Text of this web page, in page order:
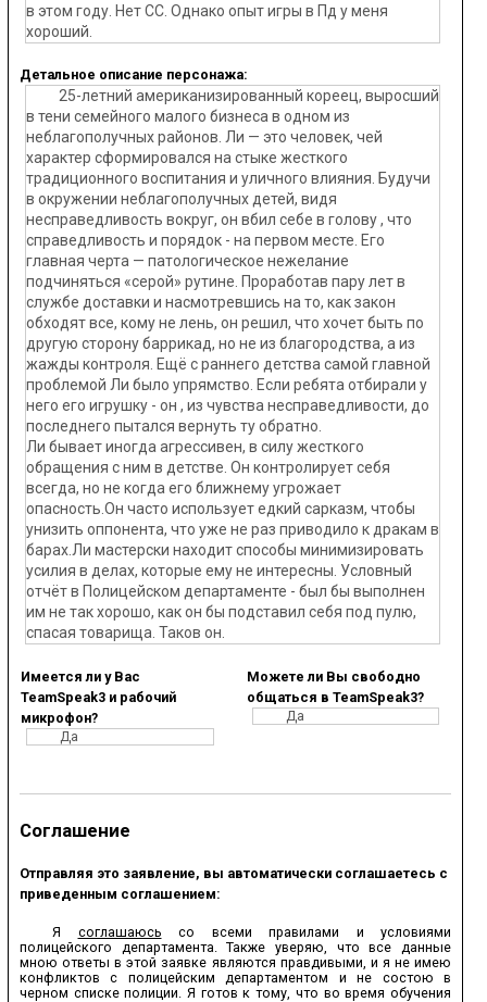
в этом году. Нет СС. Однако опыт игры в Пд у меня
хороший.
Детальное описание персонажа:
25-летний американизированный кореец, выросший
в тени семейного малого бизнеса в одном из
неблагополучных районов. Ли — это человек, чей
характер сформировался на стыке жесткого
традиционного воспитания и уличного влияния. Будучи
в окружении неблагополучных детей, видя
несправедливость вокруг, он вбил себе в голову , что
справедливость и порядок - на первом месте. Его
главная черта — патологическое нежелание
подчиняться «серой» рутине. Проработав пару лет в
службе доставки и насмотревшись на то, как закон
обходят все, кому не лень, он решил, что хочет быть по
другую сторону баррикад, но не из благородства, а из
жажды контроля. Ещё с раннего детства самой главной
проблемой Ли было упрямство. Если ребята отбирали у
него его игрушку - он , из чувства несправедливости, до
последнего пытался вернуть ту обратно.
Ли бывает иногда агрессивен, в силу жесткого
обращения с ним в детстве. Он контролирует себя
всегда, но не когда его ближнему угрожает
опасность.Он часто использует едкий сарказм, чтобы
унизить оппонента, что уже не раз приводило к дракам в
барах.Ли мастерски находит способы минимизировать
усилия в делах, которые ему не интересны. Условный
отчёт в Полицейском департаменте - был бы выполнен
им не так хорошо, как он бы подставил себя под пулю,
спасая товарища. Таков он.
Имеется ли у Вас
TeamSpeak3 и рабочий
микрофон?
Да
Можете ли Вы свободно
общаться в TeamSpeak3?
Да
Соглашение
Отправляя это заявление, вы автоматически соглашаетесь с
приведенным соглашением:
Я соглашаюсь со всеми правилами и условиями
полицейского департамента. Также уверяю, что все данные
мною ответы в этой заявке являются правдивыми, и я не имею
конфликтов с полицейским департаментом и не состою в
черном списке полиции. Я готов к тому, что во время обучения